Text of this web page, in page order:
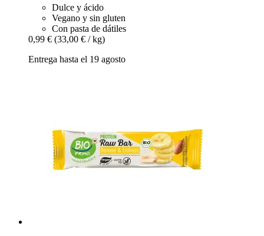
Dulce y ácido
Vegano y sin gluten
Con pasta de dátiles
0,99 € (33,00 € / kg)
Entrega hasta el 19 agosto